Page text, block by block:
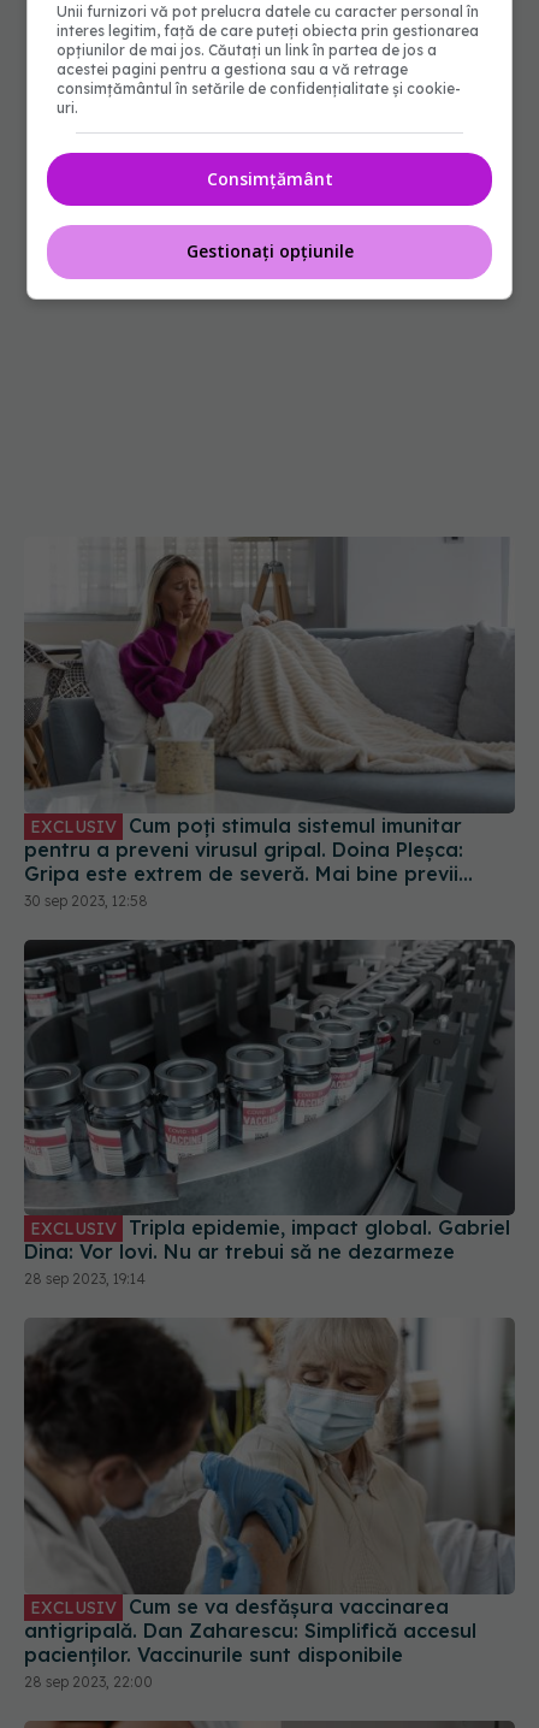
EXCLUSIV
pentru a preveni virusul gripal. Doina Pleșca:
Gripa este extrem de severă. Mai bine previi
decât să tratezi!
30 sep 2023, 12:58
EXCLUSIV
Dina: Vor lovi. Nu ar trebui să ne dezarmeze
28 sep 2023, 19:14
EXCLUSIV
antigripală. Dan Zaharescu: Simplifică accesul
pacienților. Vaccinurile sunt disponibile
28 sep 2023, 22:00
Unii furnizori vă pot prelucra datele cu caracter personal în
interes legitim, față de care puteți obiecta prin gestionarea
opțiunilor de mai jos. Căutați un link în partea de jos a
acestei pagini pentru a gestiona sau a vă retrage
consimțământul în setările de confidențialitate și cookie-
uri.
Consimțământ
Gestionați opțiunile